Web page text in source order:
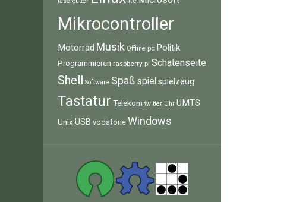
Mikrocontroller
Motorrad Musik Offline pc Politik
Programmieren raspberry pi Schatenseite
Shell Software Spaß spiel spielzeug
Tastatur Telekom twitter Uhr UMTS
Unix USB vodafone Windows